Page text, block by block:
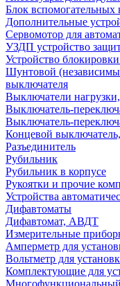
Блок вспомогательных
Дополнительные
Сервомотор для
УЗДП устройство
Устройство
Шунтовой
выключателя
Выключатели
Выключатель-
Выключатель-
Концевой
Разъединитель
Рубильник
Рубильник в корпусе
Рукоятки и прочие
Устройства
Дифавтоматы
Дифавтомат, АВДТ
Измерительные
Амперметр для
Вольтметр для
Комплектующие для